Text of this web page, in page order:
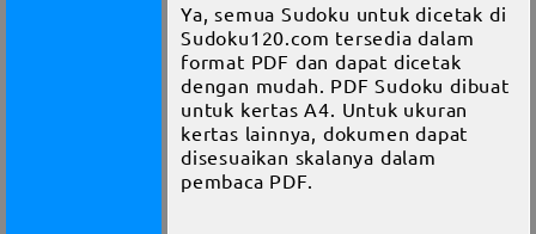
Ya, semua Sudoku untuk dicetak di
Sudoku120.com tersedia dalam
format PDF dan dapat dicetak
dengan mudah. PDF Sudoku dibuat
untuk kertas A4. Untuk ukuran
kertas lainnya, dokumen dapat
disesuaikan skalanya dalam
pembaca PDF.